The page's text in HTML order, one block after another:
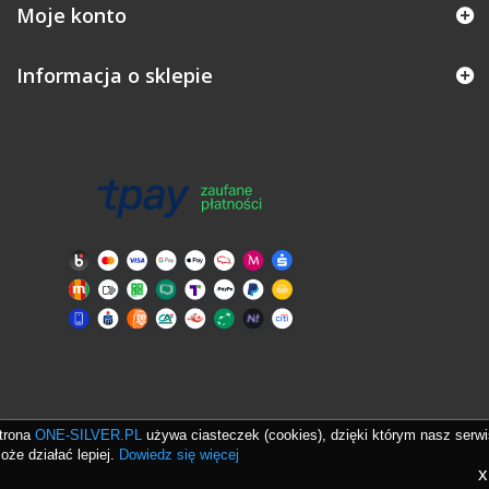
Moje konto
Informacja o sklepie
ONE-SILVER.PL używa ciasteczek (cookies), dzięki którym nasz
działać lepiej. Dowiedz się więcej
x